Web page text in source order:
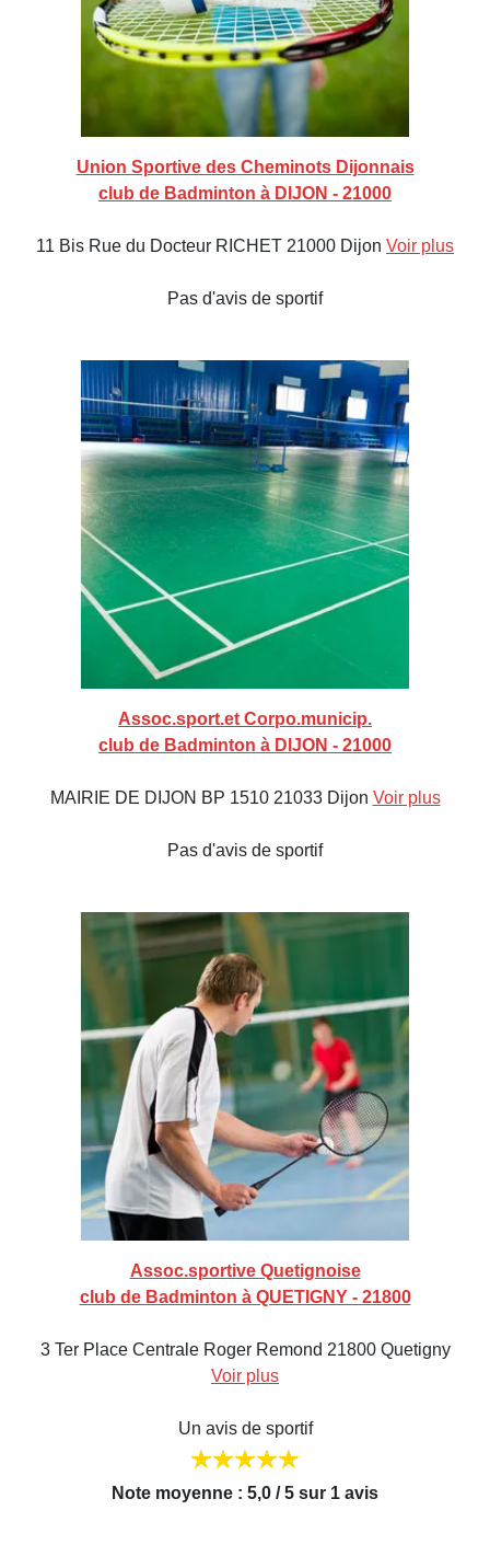
Union Sportive des Cheminots Dijonnais
club de Badminton à DIJON - 21000
11 Bis Rue du Docteur RICHET 21000 Dijon Voir plus
Pas d'avis de sportif
Assoc.sport.et Corpo.municip.
club de Badminton à DIJON - 21000
MAIRIE DE DIJON BP 1510 21033 Dijon Voir plus
Pas d'avis de sportif
Assoc.sportive Quetignoise
club de Badminton à QUETIGNY - 21800
3 Ter Place Centrale Roger Remond 21800 Quetigny
Voir plus
Un avis de sportif
Note moyenne : 5,0 / 5 sur 1 avis